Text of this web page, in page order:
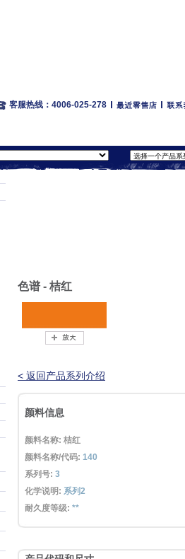
客服热线：4006-025-278
色谱 - 桔红
< 返回产品系列介绍
颜料信息
颜料名称: 桔红
颜料名称/代码: 140
系列号: 3
化学说明: 系列2
耐久度等级: **